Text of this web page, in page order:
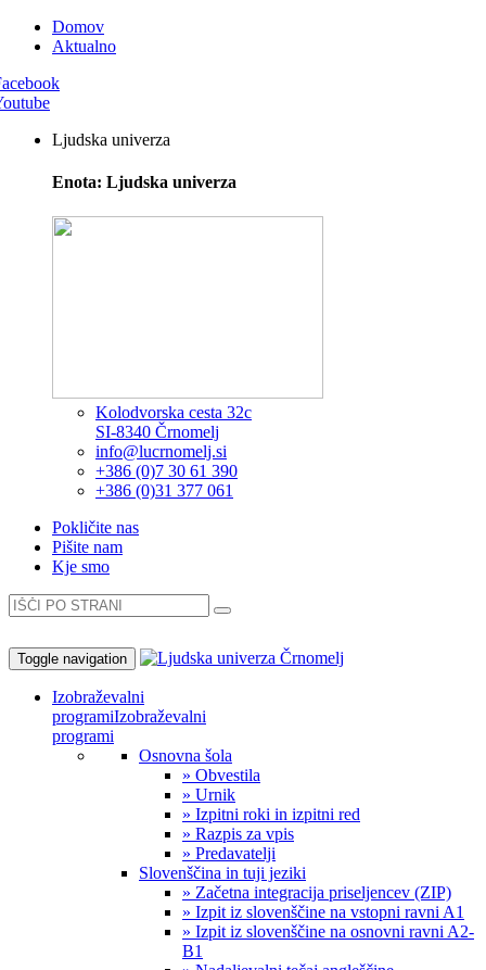
Domov
Aktualno
Ljudska univerza
Enota: Ljudska univerza
Kolodvorska cesta 32c
SI-8340 Črnomelj
info@lucrnomelj.si
+386 (0)7 30 61 390
+386 (0)31 377 061
Pokličite nas
Pišite nam
Kje smo
Toggle navigation
Izobraževalni
programiIzobraževalni
programi
Osnovna šola
» Obvestila
» Urnik
» Izpitni roki in izpitni red
» Razpis za vpis
» Predavatelji
Slovenščina in tuji jeziki
» Začetna integracija priseljencev (ZIP)
» Izpit iz slovenščine na vstopni ravni A1
» Izpit iz slovenščine na osnovni ravni A2-
B1